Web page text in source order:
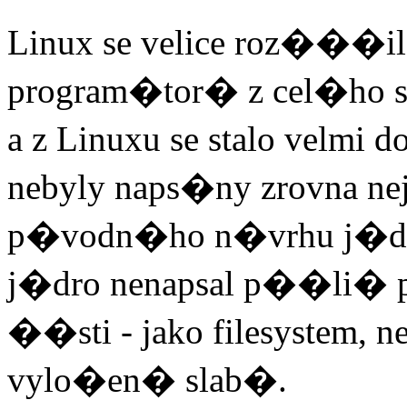
Linux se velice
program�tor� z cel�ho
a z Linuxu se stalo velmi
nebyly naps�ny zrovna
p�vodn�ho n�vrhu
j�dro nenapsal p��li�
��sti - jako filesystem,
vylo�en� slab�.